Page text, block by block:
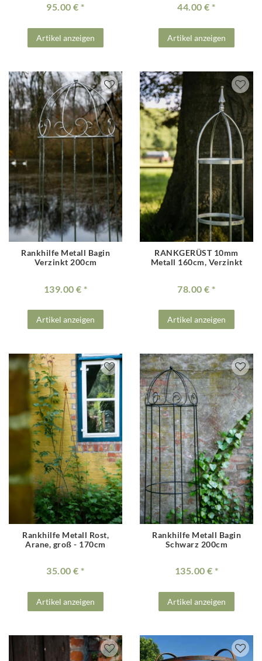
95.00 €
Artikel anzeigen
44.00 €
Artikel anzeigen
Rankhilfe Metall Bagin
Verzinkt 200cm
139.00 €
Artikel anzeigen
RANKGERÜST 10mm
Metall 160cm, Verzinkt
78.00 €
Artikel anzeigen
Rankhilfe Metall Rost,
Arane, groß - 170cm
35.00 €
Artikel anzeigen
Rankhilfe Metall Bagin
Schwarz 200cm
135.00 €
Artikel anzeigen